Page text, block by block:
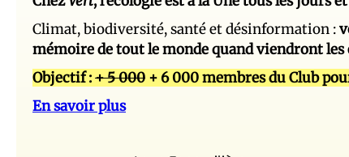
Climat, biodiversité, santé et désinformation :
mémoire de tout le monde quand viendront les
Objectif :+ 5 000 + 6 000 membres du Club
En savoir plus